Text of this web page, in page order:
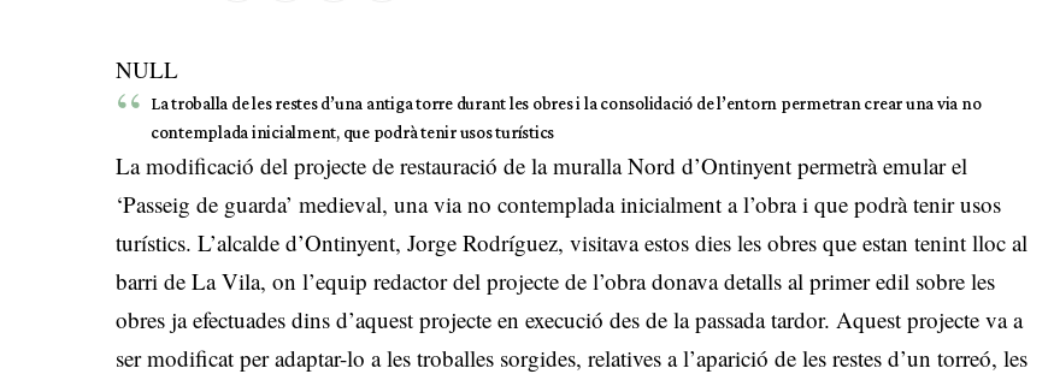
NULL
La troballa de les restes d’una antiga torre durant les obres i la consolidació de l’entorn permetran crear una via no
contemplada inicialment, que podrà tenir usos turístics
La modificació del projecte de restauració de la muralla Nord d’Ontinyent permetrà emular el
‘Passeig de guarda’ medieval, una via no contemplada inicialment a l’obra i que podrà tenir usos
turístics. L’alcalde d’Ontinyent, Jorge Rodríguez, visitava estos dies les obres que estan tenint lloc al
barri de La Vila, on l’equip redactor del projecte de l’obra donava detalls al primer edil sobre les
obres ja efectuades dins d’aquest projecte en execució des de la passada tardor. Aquest projecte va a
ser modificat per adaptar-lo a les troballes sorgides, relatives a l’aparició de les restes d’un torreó, les